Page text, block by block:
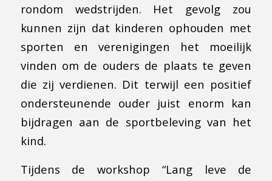
rondom wedstrijden. Het gevolg zou
kunnen zijn dat kinderen ophouden met
sporten en verenigingen het moeilijk
vinden om de ouders de plaats te geven
die zij verdienen. Dit terwijl een positief
ondersteunende ouder juist enorm kan
bijdragen aan de sportbeleving van het
kind.
Tijdens de workshop “Lang leve de